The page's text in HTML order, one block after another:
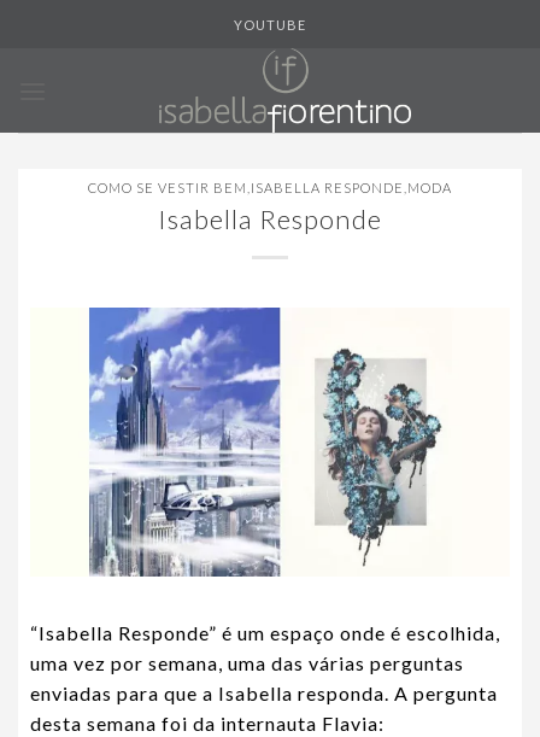
YOUTUBE
COMO SE VESTIR BEM ISABELLA RESPONDE MODA
Isabella Responde
“Isabella Responde” é um espaço onde é escolhida,
uma vez por semana, uma das várias perguntas
enviadas para que a Isabella responda. A pergunta
desta semana foi da internauta Flavia: